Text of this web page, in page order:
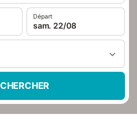
Départ
sam. 22/08
CHERCHER